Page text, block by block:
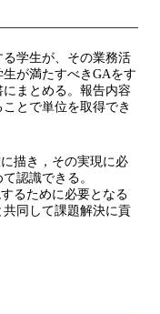
学生が、その業務活
が満たすべきGAをす
まとめる。報告内容
とで単位を取得でき
描き，その実現に必
認識できる。
るために必要となる
同して課題解決に貢